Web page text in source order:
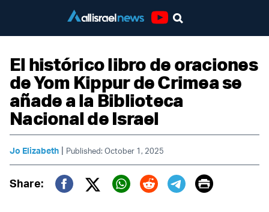
El histórico libro de oraciones
de Yom Kippur de Crimea se
añade a la Biblioteca
Nacional de Israel
Jo Elizabeth | Published: October 1, 2025
Share:
Twitter (X)
Print